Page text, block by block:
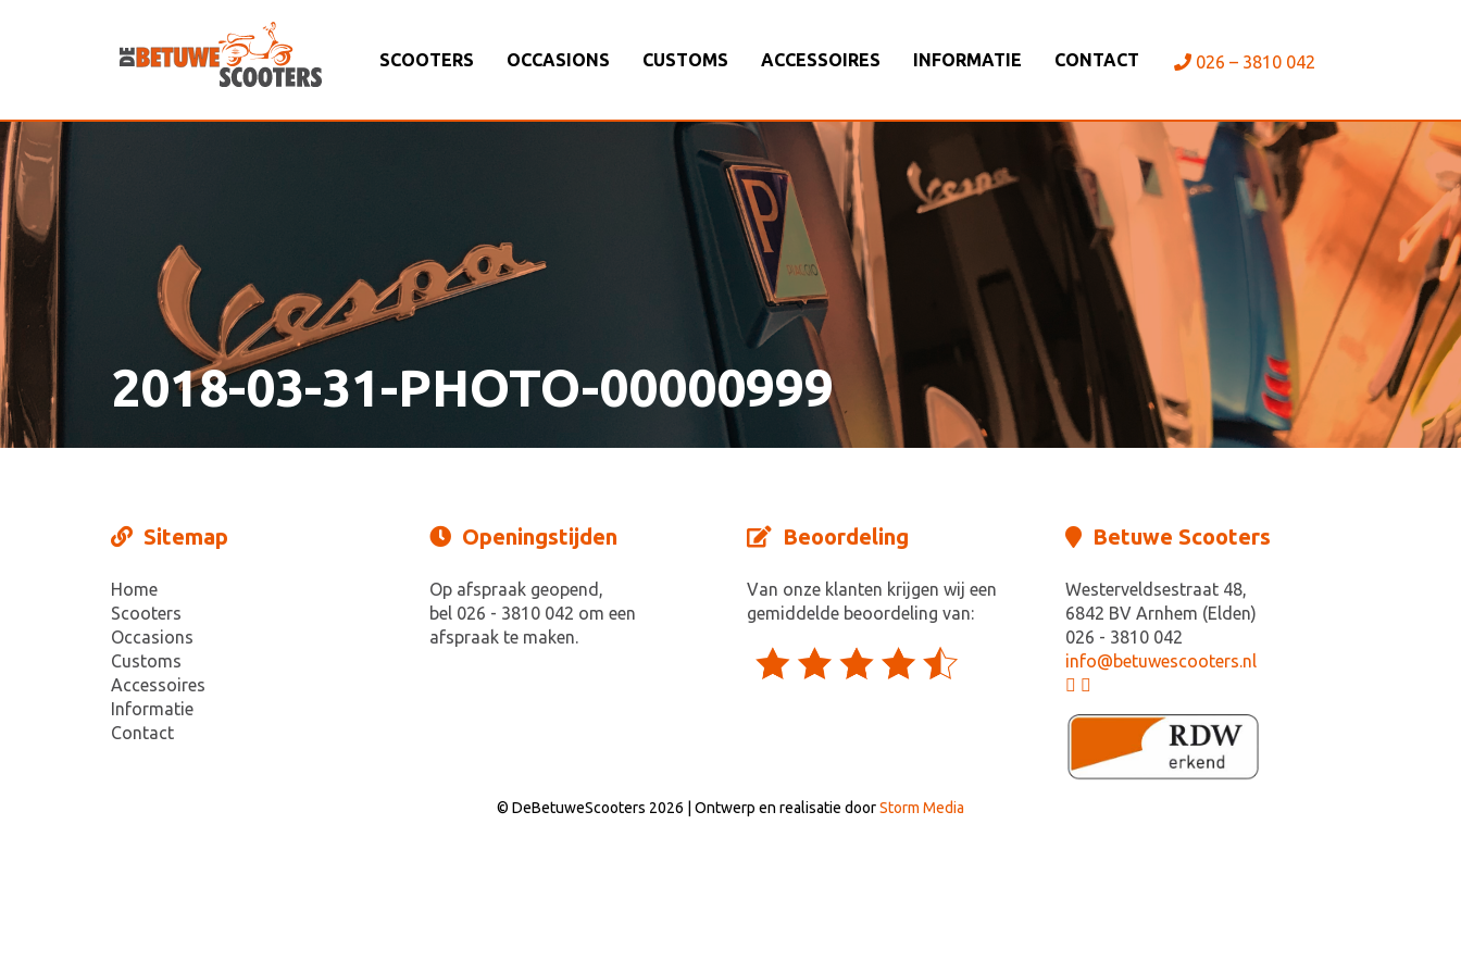
SCOOTERS OCCASIONS CUSTOMS ACCESSOIRES INFORMATIE CONTACT 026 – 3810 042
2018-03-31-PHOTO-00000999
Sitemap
Home
Scooters
Occasions
Customs
Accessoires
Informatie
Contact
Openingstijden
Op afspraak geopend,
bel 026 - 3810 042 om een
afspraak te maken.
Beoordeling
Van onze klanten krijgen wij een
gemiddelde beoordeling van:
Betuwe Scooters
Westerveldsestraat 48,
6842 BV Arnhem (Elden)
026 - 3810 042
info@betuwescooters.nl
© DeBetuweScooters 2026 | Ontwerp en realisatie doorStorm Media